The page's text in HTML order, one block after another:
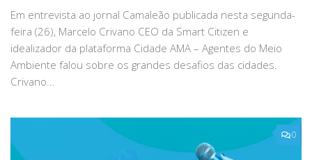
Em entrevista ao jornal Camaleão publicada nesta segunda-
feira (26), Marcelo Crivano CEO da Smart Citizen e
idealizador da plataforma Cidade AMA – Agentes do Meio
Ambiente falou sobre os grandes desafios das cidades.
Crivano...
0